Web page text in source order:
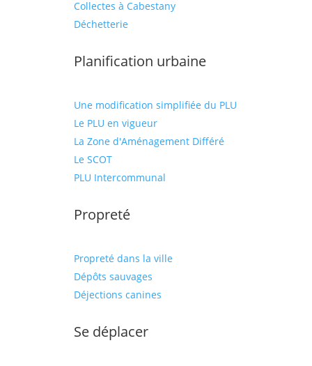
Collectes à Cabestany
Déchetterie
Planification urbaine
Une modification simplifiée du PLU
Le PLU en vigueur
La Zone d'Aménagement Différé
Le SCOT
PLU Intercommunal
Propreté
Propreté dans la ville
Dépôts sauvages
Déjections canines
Se déplacer